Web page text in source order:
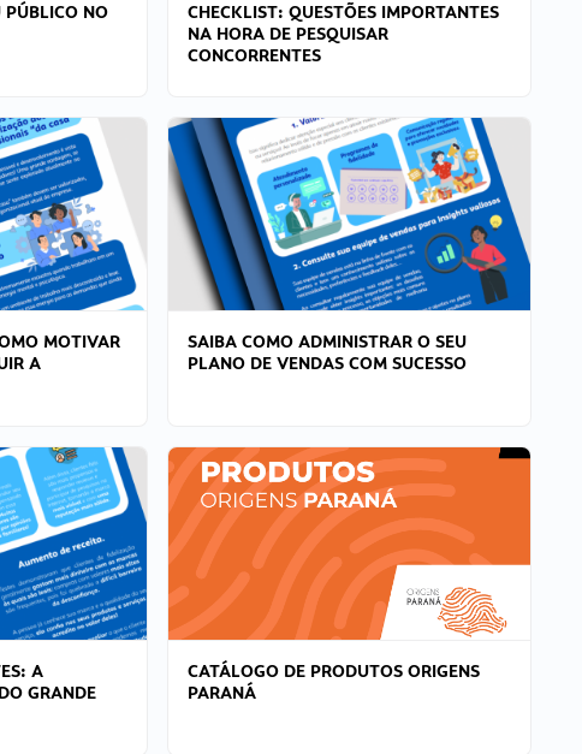
PÚBLICO NO
CHECKLIST: QUESTÕES IMPORTANTES
NA HORA DE PESQUISAR
CONCORRENTES
MOTIVAR
A
SAIBA COMO ADMINISTRAR O SEU
PLANO DE VENDAS COM SUCESSO
A
GRANDE
CATÁLOGO DE PRODUTOS ORIGENS
PARANÁ